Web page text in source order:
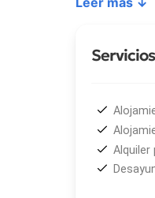
configurarse
la doble.
• Habitación
vista
• Habitación
King Size y
Alquiler